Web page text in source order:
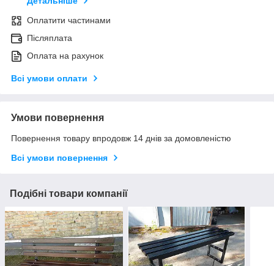
Оплатити частинами
Післяплата
Оплата на рахунок
Всі умови оплати
Умови повернення
Повернення товару впродовж 14 днів за домовленістю
Всі умови повернення
Подібні товари компанії